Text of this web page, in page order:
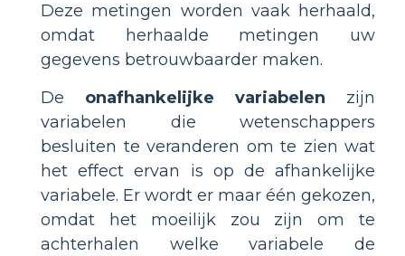
Deze metingen worden vaak herhaald,
omdat herhaalde metingen uw
gegevens betrouwbaarder maken.
De onafhankelijke variabelen zijn
variabelen die wetenschappers
besluiten te veranderen om te zien wat
het effect ervan is op de afhankelijke
variabele. Er wordt er maar één gekozen,
omdat het moeilijk zou zijn om te
achterhalen welke variabele de